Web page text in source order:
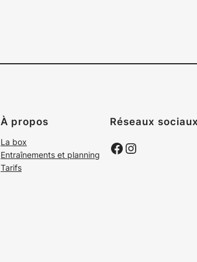
À propos
La box
Entraînements et planning
Tarifs
Réseaux
Facebook Instagram